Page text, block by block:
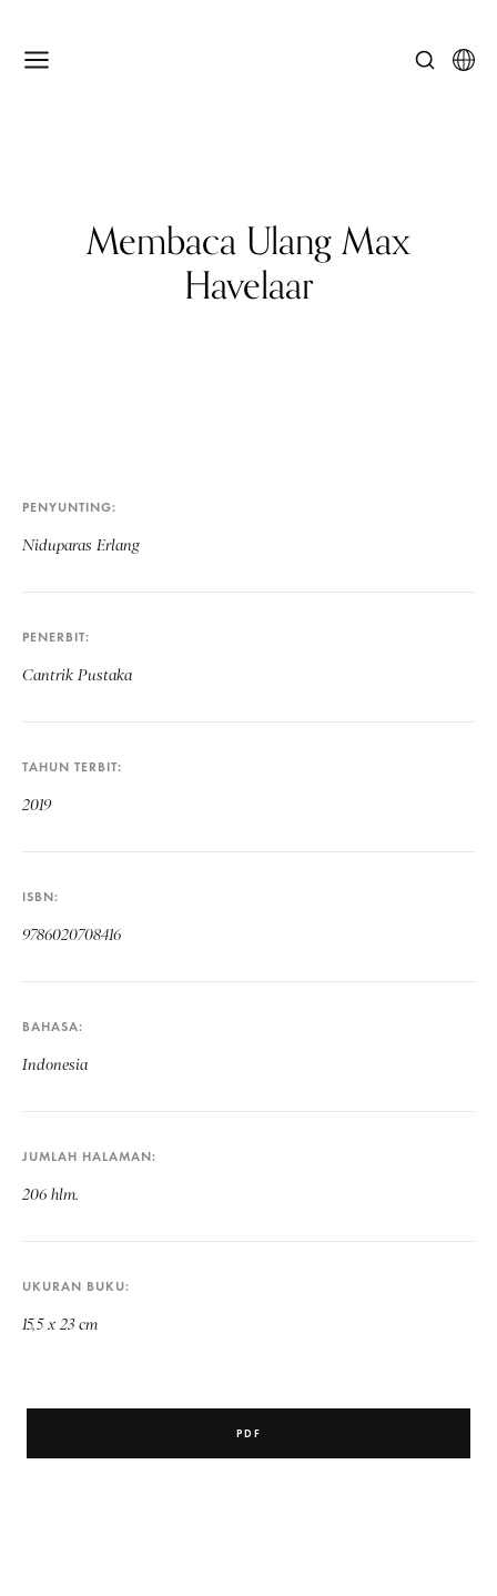
Membaca Ulang Max
Havelaar
PENYUNTING
Niduparas Erlang
PENERBIT
Cantrik Pustaka
TAHUN TERBIT
2019
ISBN
9786020708416
BAHASA
Indonesia
JUMLAH HALAMAN
206 hlm.
UKURAN BUKU
15,5 x 23 cm
PDF